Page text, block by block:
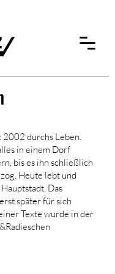
durchs Leben.
in einem Dorf
bis es ihn schließlich
Heute lebt und
Das
später für sich
Texte wurde in der